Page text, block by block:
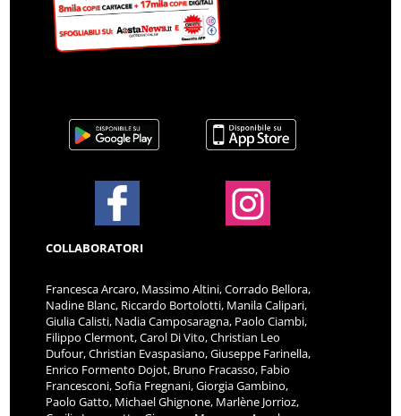
COLLABORATORI
Francesca Arcaro, Massimo Altini, Corrado Bellora,
Nadine Blanc, Riccardo Bortolotti, Manila Calipari,
Giulia Calisti, Nadia Camposaragna, Paolo Ciambi,
Filippo Clermont, Carol Di Vito, Christian Leo
Dufour, Christian Evaspasiano, Giuseppe Farinella,
Enrico Formento Dojot, Bruno Fracasso, Fabio
Francesconi, Sofia Fregnani, Giorgia Gambino,
Paolo Gatto, Michael Ghignone, Marlène Jorrioz,